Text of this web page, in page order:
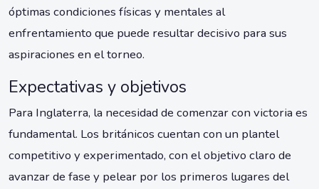
óptimas condiciones físicas y mentales al
enfrentamiento que puede resultar decisivo para sus
aspiraciones en el torneo.
Expectativas y objetivos
Para Inglaterra, la necesidad de comenzar con victoria es
fundamental. Los británicos cuentan con un plantel
competitivo y experimentado, con el objetivo claro de
avanzar de fase y pelear por los primeros lugares del